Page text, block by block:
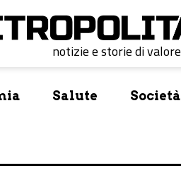
notizie e storie di valore
Salute Società